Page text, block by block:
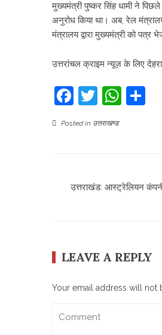
मुख्यमंत्री पुष्कर सिंह धामी ने
अनुरोध किया था। अब, रेल
मंत्रालय द्वारा मुख्यमंत्री को
उत्तरांचल क्राइम न्यूज़ के लिए
Facebook
Twitter
Posted in उत्तराखण्ड
उत्तराखंड: आस्ट्रेलियन
LEAVE A REPLY
Your email address will not